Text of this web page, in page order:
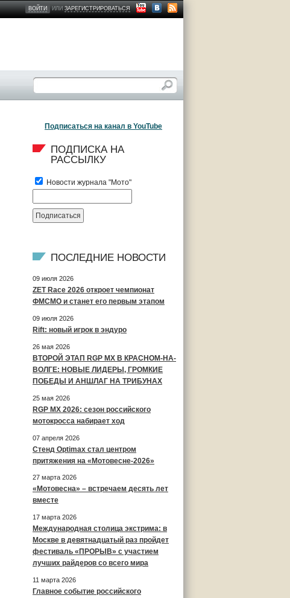
ВОЙТИ ИЛИЗАРЕГИСТРИРОВАТЬСЯ
Подписаться на канал в YouTube
ПОДПИСКА НА
РАССЫЛКУ
Новости журнала "Мото"
ПОСЛЕДНИЕ НОВОСТИ
09 июля 2026
ZET Race 2026 откроет чемпионат
ФМСМО и станет его первым этапом
09 июля 2026
Rift: новый игрок в эндуро
26 мая 2026
ВТОРОЙ ЭТАП RGP MX В КРАСНОМ-НА-
ВОЛГЕ: НОВЫЕ ЛИДЕРЫ, ГРОМКИЕ
ПОБЕДЫ И АНШЛАГ НА ТРИБУНАХ
25 мая 2026
RGP MX 2026: сезон российского
мотокросса набирает ход
07 апреля 2026
Стенд Optimax стал центром
притяжения на «Мотовесне-2026»
27 марта 2026
«Мотовесна» – встречаем десять лет
вместе
17 марта 2026
Международная столица экстрима: в
Москве в девятнадцатый раз пройдет
фестиваль «ПРОРЫВ» с участием
лучших райдеров со всего мира
11 марта 2026
Главное событие российского